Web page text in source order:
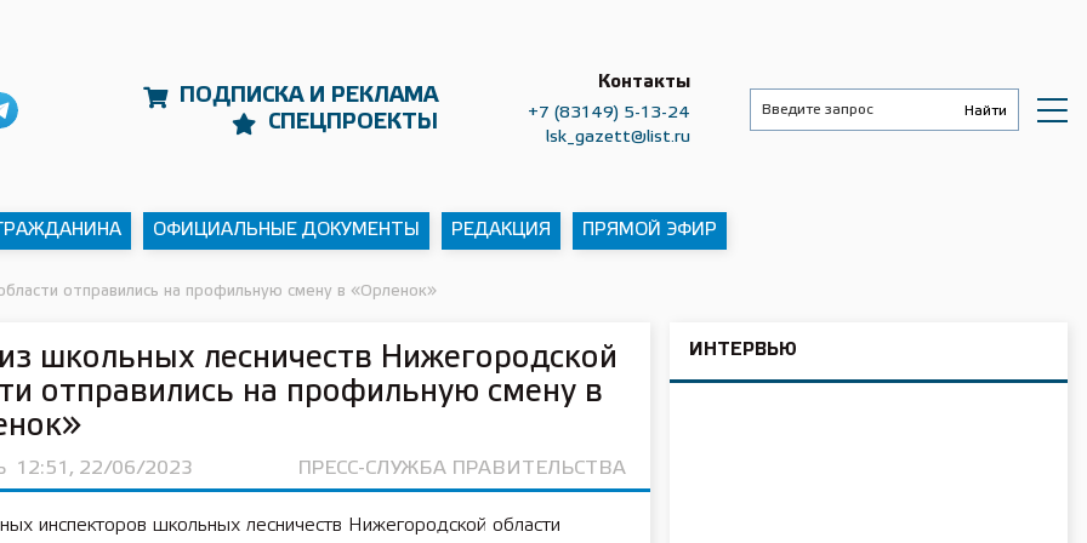
ПОДПИСКА И РЕКЛАМА
СПЕЦПРОЕКТЫ
Контакты
+7 (83149) 5-13-24
lsk_gazett@list.ru
ОФИЦИАЛЬНЫЕ ДОКУМЕНТЫ РЕДАКЦИЯ ПРЯМОЙ ЭФИР
отправились на профильную смену в «Орленок»
школьных лесничеств Нижегородской
отправились на профильную смену в
12:51, 22/06/2023 ПРЕСС-СЛУЖБА ПРАВИТЕЛЬСТВА
инспекторов школьных лесничеств Нижегородской области
ИНТЕРВЬЮ